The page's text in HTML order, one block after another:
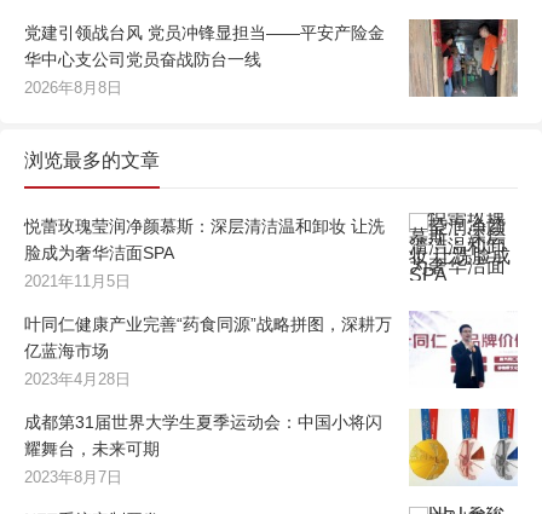
党建引领战台风 党员冲锋显担当——平安产险金
华中心支公司党员奋战防台一线
2026年8月8日
浏览最多的文章
悦蕾玫瑰莹润净颜慕斯：深层清洁温和卸妆 让洗
脸成为奢华洁面SPA
2021年11月5日
叶同仁健康产业完善“药食同源”战略拼图，深耕万
亿蓝海市场
2023年4月28日
成都第31届世界大学生夏季运动会：中国小将闪
耀舞台，未来可期
2023年8月7日